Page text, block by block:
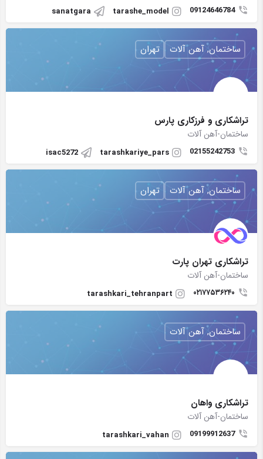
09124646784
tarashe_model
sanatgara
تراشکاری و فرزکاری پارس
ساختمان-آهن آلات
02155242753
tarashkariye_pars
isac5272
ساختمان, آهن آلات تهران
تراشکاری تهران پارت
ساختمان-آهن آلات
۰۲۱۷۷۵۳۶۲۴۰ tarashkari_tehranpart
ساختمان, آهن آلات تهران
تراشکاری واهان
ساختمان-آهن آلات
09199912637
tarashkari_vahan
ساختمان, آهن آلات